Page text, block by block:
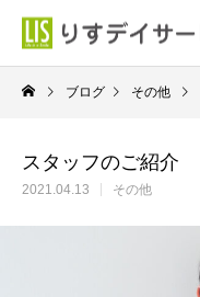
ブログ その他
スタッフのご紹介
2021.04.13 その他